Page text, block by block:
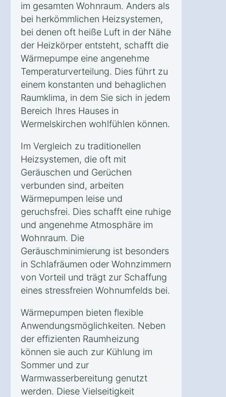
im gesamten Wohnraum. Anders als
bei herkömmlichen Heizsystemen,
bei denen oft heiße Luft in der Nähe
der Heizkörper entsteht, schafft die
Wärmepumpe eine angenehme
Temperaturverteilung. Dies führt zu
einem konstanten und behaglichen
Raumklima, in dem Sie sich in jedem
Bereich Ihres Hauses in
Wermelskirchen wohlfühlen können.
Im Vergleich zu traditionellen
Heizsystemen, die oft mit
Geräuschen und Gerüchen
verbunden sind, arbeiten
Wärmepumpen leise und
geruchsfrei. Dies schafft eine ruhige
und angenehme Atmosphäre im
Wohnraum. Die
Geräuschminimierung ist besonders
in Schlafräumen oder Wohnzimmern
von Vorteil und trägt zur Schaffung
eines stressfreien Wohnumfelds bei.
Wärmepumpen bieten flexible
Anwendungsmöglichkeiten. Neben
der effizienten Raumheizung
können sie auch zur Kühlung im
Sommer und zur
Warmwasserbereitung genutzt
werden. Diese Vielseitigkeit